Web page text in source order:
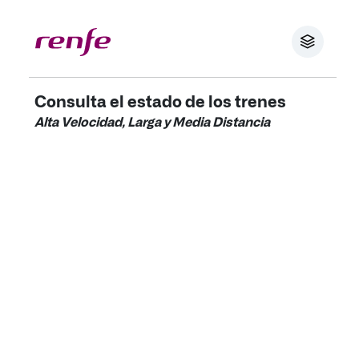
Consulta el estado de los trenes
Alta Velocidad, Larga y Media Distancia